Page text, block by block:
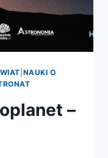
NAUKI O
–